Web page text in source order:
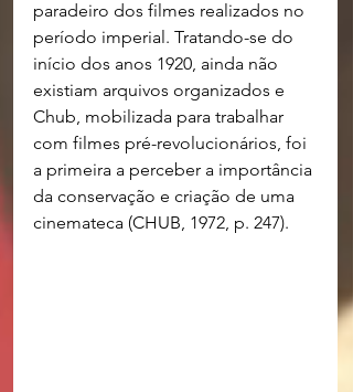
paradeiro dos filmes realizados no
período imperial. Tratando-se do
início dos anos 1920, ainda não
existiam arquivos organizados e
Chub, mobilizada para trabalhar
com filmes pré-revolucionários, foi
a primeira a perceber a importância
da conservação e criação de uma
cinemateca (CHUB, 1972, p. 247).